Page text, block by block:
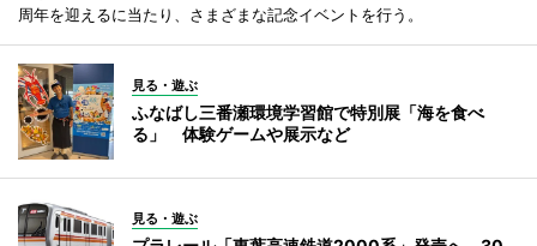
周年を迎えるに当たり、さまざまな記念イベントを行う。
見る・遊ぶ
ふなばし三番瀬環境学習館で特別展「海を食べ
る」 体験ゲームや展示など
見る・遊ぶ